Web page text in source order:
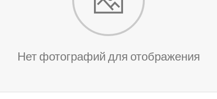
Нет фотографий для отображения